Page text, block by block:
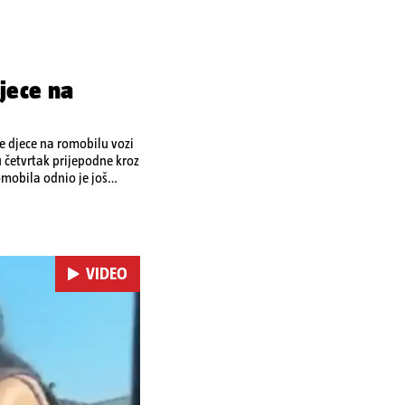
na
djece na romobilu vozi
prijepodne kroz
odnio je još
VIDEO